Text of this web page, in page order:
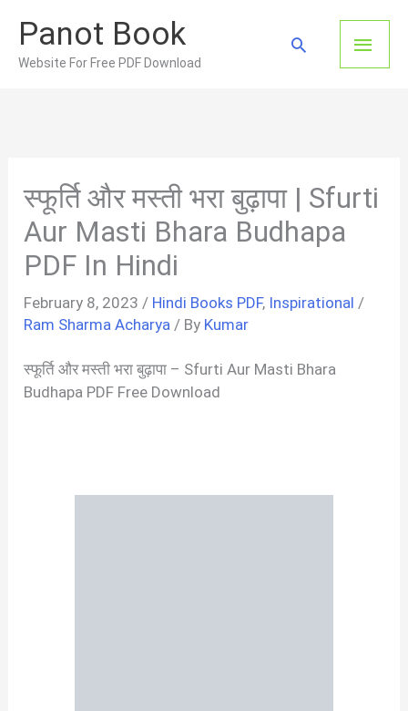
content
Panot Book
Website For Free PDF Download
Main
Search
स्फूर्ति और मस्ती भरा बुढ़ापा | Sfurti
Aur Masti Bhara Budhapa
PDF In Hindi
February 8, 2023 / Hindi Books PDF, Inspirational /
Ram Sharma Acharya / By Kumar
स्फूर्ति और मस्ती भरा बुढ़ापा – Sfurti Aur Masti Bhara
Budhapa PDF Free Download